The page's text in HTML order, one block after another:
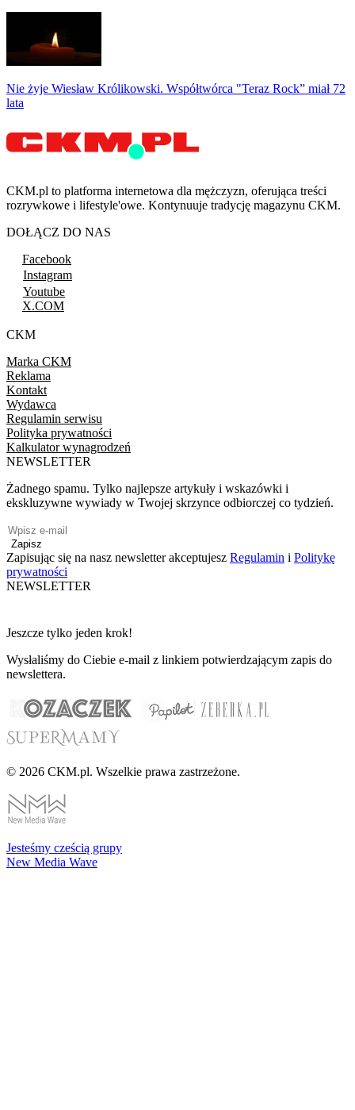
Nie żyje Wiesław Królikowski. Współtwórca "Teraz Rock” miał 72
lata
CKM.pl to platforma internetowa dla mężczyzn, oferująca treści
rozrywkowe i lifestyle'owe. Kontynuuje tradycję magazynu CKM.
DOŁĄCZ DO NAS
Facebook
Instagram
Youtube
X.COM
CKM
Marka CKM
Reklama
Kontakt
Wydawca
Regulamin serwisu
Polityka prywatności
Kalkulator wynagrodzeń
NEWSLETTER
Żadnego spamu. Tylko najlepsze artykuły i wskazówki i
ekskluzywne wywiady w Twojej skrzynce odbiorczej co tydzień.
Zapisz
Zapisując się na nasz newsletter akceptujesz Regulamin i Politykę
prywatności
NEWSLETTER
Jeszcze tylko jeden krok!
Wysłaliśmy do Ciebie e-mail z linkiem potwierdzającym zapis do
newslettera.
© 2026 CKM.pl. Wszelkie prawa zastrzeżone.
Jesteśmy cześcią grupy
New Media Wave